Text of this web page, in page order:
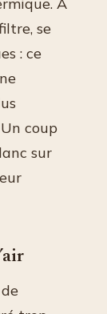
se
: ce
coup
sur